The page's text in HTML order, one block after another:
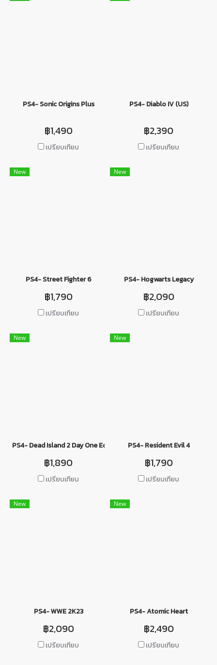
PS4- Sonic Origins Plus
฿1,490
เปรียบเทียบ
PS4- Diablo IV (US)
฿2,390
เปรียบเทียบ
New
PS4- Street Fighter 6
฿1,790
เปรียบเทียบ
New
PS4- Hogwarts Legacy
฿2,090
เปรียบเทียบ
New
PS4- Dead Island 2 Day One Edition
฿1,890
เปรียบเทียบ
New
PS4- Resident Evil 4
฿1,790
เปรียบเทียบ
New
PS4- WWE 2K23
฿2,090
เปรียบเทียบ
New
PS4- Atomic Heart
฿2,490
เปรียบเทียบ